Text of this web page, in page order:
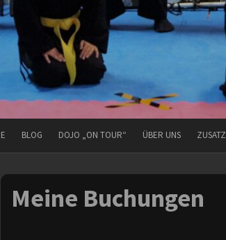
BLOG DOJO „ON TOUR“ ÜBER UNS ZUSATZ
Meine Buchungen